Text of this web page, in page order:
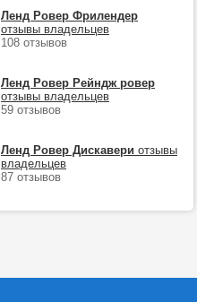
Ленд Ровер Фрилендер
отзывы владельцев
108 отзывов
Ленд Ровер Рейндж ровер
отзывы владельцев
59 отзывов
Ленд Ровер Дискавери отзывы
владельцев
87 отзывов